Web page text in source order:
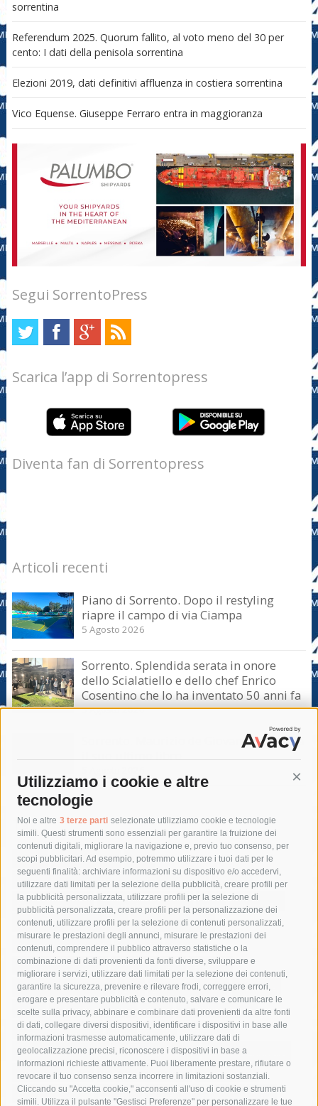
Utilizziamo i cookie e altre
tecnologie
Noi e altre 3 terze parti selezionate utilizziamo cookie e tecnologie
simili. Questi strumenti sono essenziali per garantire la fruizione dei
contenuti digitali, migliorare la navigazione e, previo tuo consenso, per
scopi pubblicitari. Ad esempio, potremmo utilizzare i tuoi dati per le
seguenti finalità: archiviare informazioni su dispositivo e/o accedervi,
utilizzare dati limitati per la selezione della pubblicità, creare profili per
la pubblicità personalizzata, utilizzare profili per la selezione di
pubblicità personalizzata, creare profili per la personalizzazione dei
contenuti, utilizzare profili per la selezione di contenuti personalizzati,
misurare le prestazioni degli annunci, misurare le prestazioni dei
contenuti, comprendere il pubblico attraverso statistiche o la
combinazione di dati provenienti da fonti diverse, sviluppare e
migliorare i servizi, utilizzare dati limitati per la selezione dei contenuti,
garantire la sicurezza, prevenire e rilevare frodi, correggere errori,
erogare e presentare pubblicità e contenuto, salvare e comunicare le
scelte sulla privacy, abbinare e combinare dati provenienti da altre fonti
di dati, collegare diversi dispositivi, identificare i dispositivi in base alle
informazioni trasmesse automaticamente, utilizzare dati di
geolocalizzazione precisi, riconoscere i dispositivi in base a
informazioni richieste attivamente. Puoi liberamente prestare, rifiutare o
revocare il tuo consenso senza incorrere in limitazioni sostanziali.
Cliccando su "Accetta cookie," acconsenti all'uso di cookie e strumenti
simili. Utilizza il pulsante "Gestisci Preferenze" per personalizzare le tue
sorrentina
Referendum 2025. Quorum fallito, al voto meno del 30 per
cento: I dati della penisola sorrentina
Elezioni 2019, dati definitivi affluenza in costiera sorrentina
Vico Equense. Giuseppe Ferraro entra in maggioranza
Segui SorrentoPress
Scarica l’app di Sorrentopress
Diventa fan di Sorrentopress
Articoli recenti
Piano di Sorrento. Dopo il restyling
riapre il campo di via Ciampa
5 Agosto 2026
Sorrento. Splendida serata in onore
dello Scialatiello e dello chef Enrico
Cosentino che lo ha inventato 50 anni fa
5 Agosto 2026
Sorrento. Maurizio de Giovanni presenta
il suo ultimo libro
Tag
acqua allerta meteo
anas
area marina protetta di punta campanella
arresto
Asl Napoli 3 sud
capitaneria di porto capri
carabinieri
castellammare di stabia
circumvesuviana
comune di sorrento
concerto
contagi
costiera amalfitana
covid-19 eav
elezioni
fondazione sorrento
gori guardia costiera
incidente
lavori
lorenzo balducelli mare
massa lubrense
massimo coppola
Meta napoli
ordinanza
penisola sorrentina
piano di sorrento
polizia municipale
protezione civile
Regione Campania
sant'agnello
sindaco cuomo
sorrento studenti temporali treni